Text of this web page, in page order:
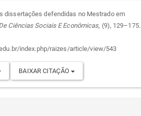
dissertações defendidas no Mestrado em
Ciências Sociais E Econômicas, (9), 129–175.
index.php/raizes/article/view/543
BAIXAR CITAÇÃO